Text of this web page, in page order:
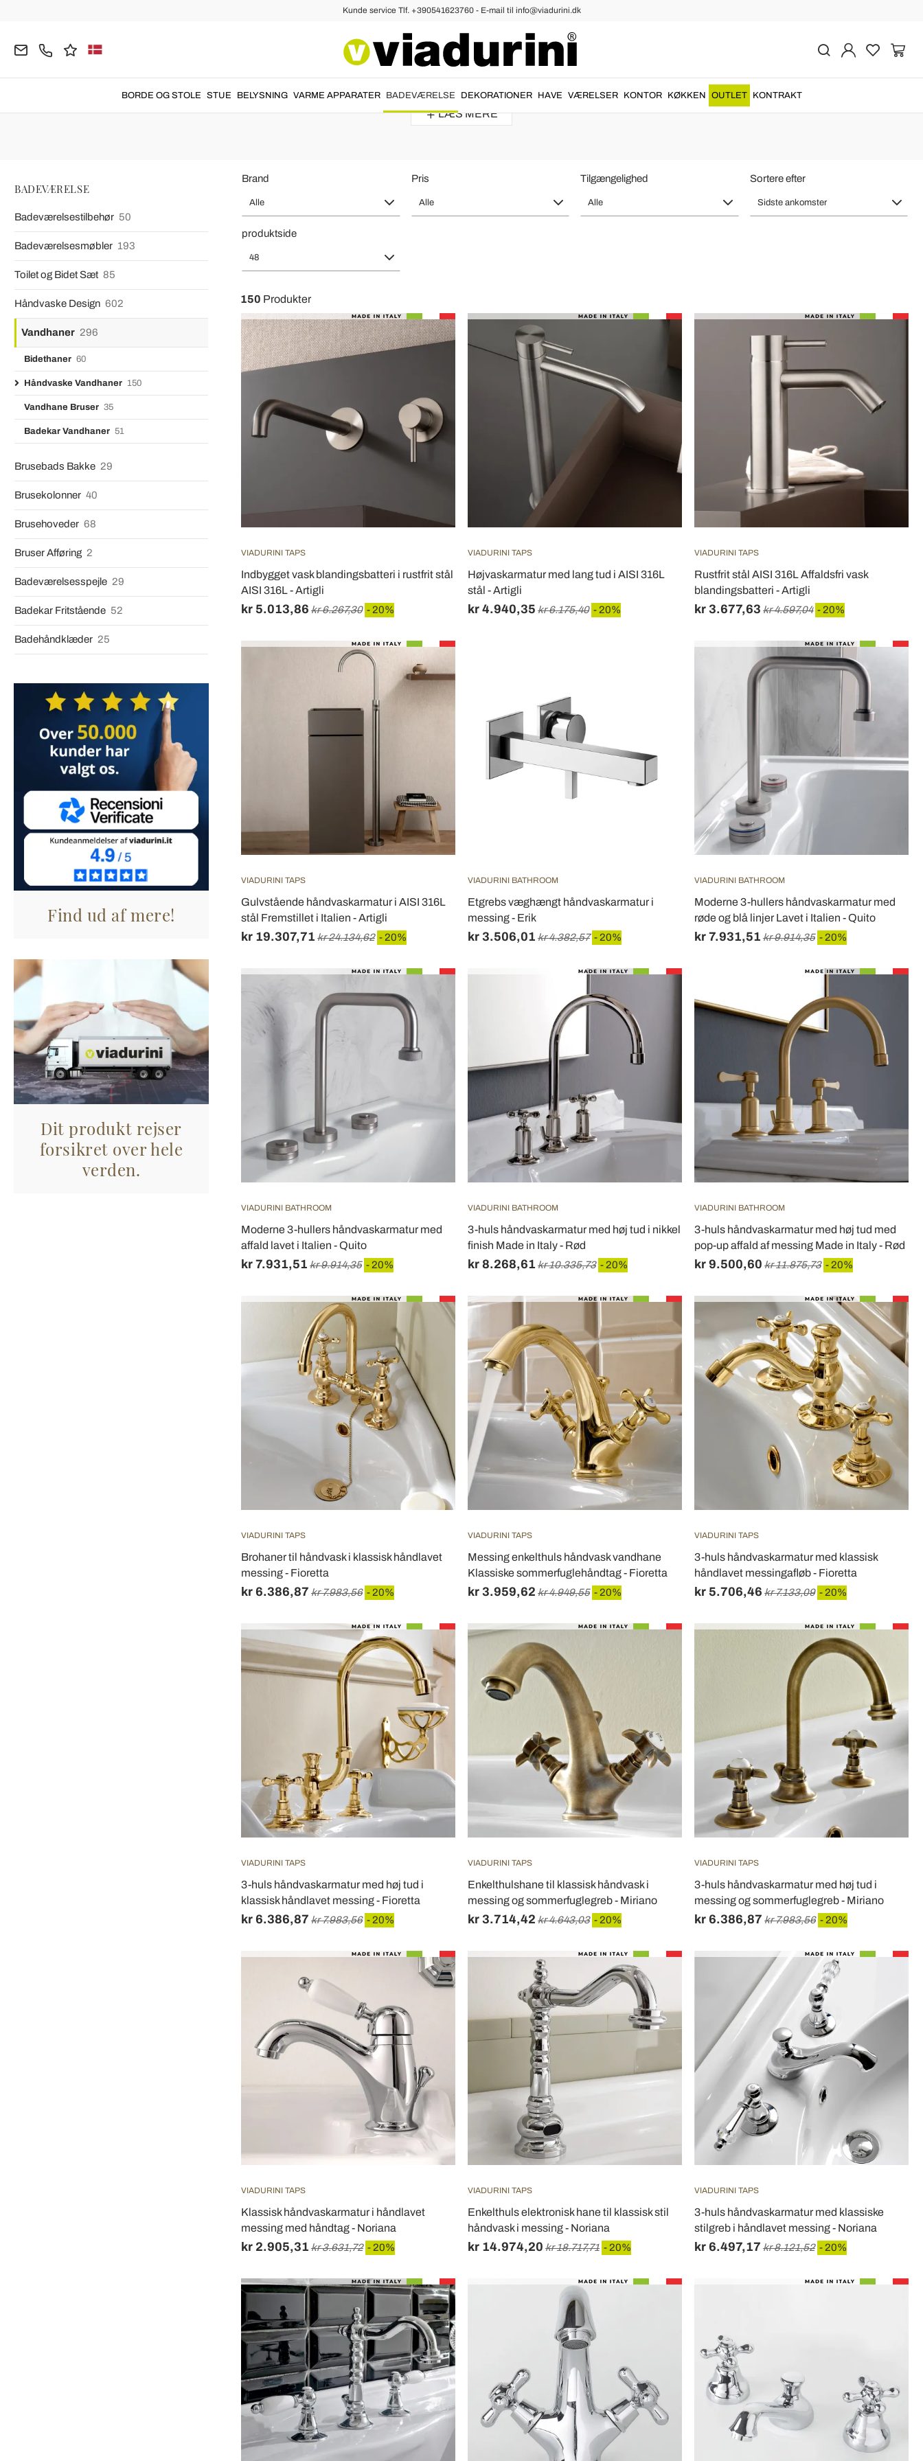
Kunde service Tlf. +390541623760 - E-mail til info@viadurini.dk
BORDE OG STOLE STUE BELYSNING VARME APPARATER BADEVÆRELSE DEKORATIONER HAVE VÆRELSER KONTOR KØKKEN OUTLET KONTRAKT
Håndvaskarmatur - Vintage og Moderne Design til Trendy Badeværelse
lavet afmessing sølv
LÆS MERE
BADEVÆRELSE
Badeværelsestilbehør 50
Badeværelsesmøbler 193
Toilet og Bidet Sæt 85
Håndvaske Design 602
Vandhaner 296
Bidethaner 60
Håndvaske Vandhaner 150
Vandhane Bruser 35
Badekar Vandhaner 51
Brusebads Bakke 29
Brusekolonner 40
Brusehoveder 68
Bruser Afføring 2
Badeværelsesspejle 29
Badekar Fritstående 52
Badehåndklæder 25
Find ud af mere!
Dit produkt rejser
forsikret over hele
verden.
Brand
Alle
Pris
Alle
Tilgængelighed
Alle
Sortere efter
Sidste ankomster
produktside
48
150 Produkter
VIADURINI TAPS
Indbygget vask blandingsbatteri i rustfrit stål
AISI 316L - Artigli
kr 5.013,86 kr 6.267,30 - 20%
VIADURINI TAPS
Højvaskarmatur med lang tud i AISI 316L
stål - Artigli
kr 4.940,35 kr 6.175,40 - 20%
VIADURINI TAPS
Rustfrit stål AISI 316L Affaldsfri vask
blandingsbatteri - Artigli
kr 3.677,63 kr 4.597,04 - 20%
VIADURINI TAPS
Gulvstående håndvaskarmatur i AISI 316L
stål Fremstillet i Italien - Artigli
kr 19.307,71 kr 24.134,62 - 20%
VIADURINI BATHROOM
Etgrebs væghængt håndvaskarmatur i
messing - Erik
kr 3.506,01 kr 4.382,57 - 20%
VIADURINI BATHROOM
Moderne 3-hullers håndvaskarmatur med
røde og blå linjer Lavet i Italien - Quito
kr 7.931,51 kr 9.914,35 - 20%
VIADURINI BATHROOM
Moderne 3-hullers håndvaskarmatur med
affald lavet i Italien - Quito
kr 7.931,51 kr 9.914,35 - 20%
VIADURINI BATHROOM
3-huls håndvaskarmatur med høj tud i nikkel
finish Made in Italy - Rød
kr 8.268,61 kr 10.335,73 - 20%
VIADURINI BATHROOM
3-huls håndvaskarmatur med høj tud med
pop-up affald af messing Made in Italy - Rød
kr 9.500,60 kr 11.875,73 - 20%
VIADURINI TAPS
Brohaner til håndvask i klassisk håndlavet
messing - Fioretta
kr 6.386,87 kr 7.983,56 - 20%
VIADURINI TAPS
Messing enkelthuls håndvask vandhane
Klassiske sommerfuglehåndtag - Fioretta
kr 3.959,62 kr 4.949,55 - 20%
VIADURINI TAPS
3-huls håndvaskarmatur med klassisk
håndlavet messingafløb - Fioretta
kr 5.706,46 kr 7.133,09 - 20%
VIADURINI TAPS
3-huls håndvaskarmatur med høj tud i
klassisk håndlavet messing - Fioretta
kr 6.386,87 kr 7.983,56 - 20%
VIADURINI TAPS
Enkelthulshane til klassisk håndvask i
messing og sommerfuglegreb - Miriano
kr 3.714,42 kr 4.643,03 - 20%
VIADURINI TAPS
3-huls håndvaskarmatur med høj tud i
messing og sommerfuglegreb - Miriano
kr 6.386,87 kr 7.983,56 - 20%
VIADURINI TAPS
Klassisk håndvaskarmatur i håndlavet
messing med håndtag - Noriana
kr 2.905,31 kr 3.631,72 - 20%
VIADURINI TAPS
Enkelthuls elektronisk hane til klassisk stil
håndvask i messing - Noriana
kr 14.974,20 kr 18.717,71 - 20%
VIADURINI TAPS
3-huls håndvaskarmatur med klassiske
stilgreb i håndlavet messing - Noriana
kr 6.497,17 kr 8.121,52 - 20%